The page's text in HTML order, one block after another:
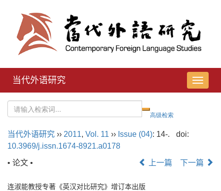
导
航
当代外语研究
当代外语研究 ›› 2011, Vol. 11 ›› Issue (04): 14-.
doi:
10.3969/j.issn.1674-8921.a0178
• 论文 •
上一篇 下一篇
连淑能教授专著《英汉对比研究》增订本出版